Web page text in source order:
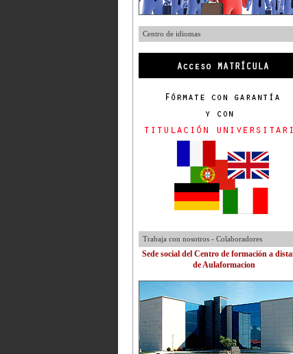
Centro de idiomas
Trabaja con nosotros - Colaboradores
Sede social del Centro de formación a
de Aulaformacion